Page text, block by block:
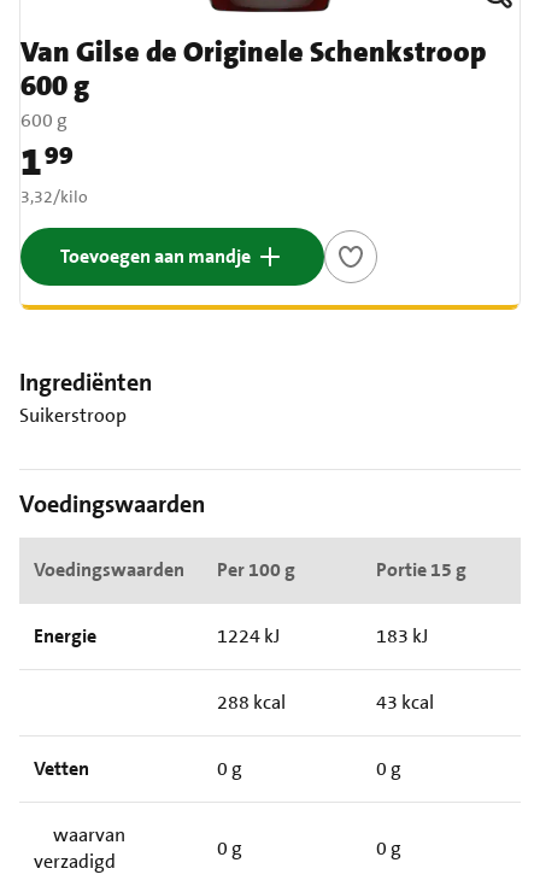
Van Gilse de Originele Schenkstroop
600 g
600 g
Prijs: € 1,99
199
€ 3,32 per kilo
3,32/kilo
Toevoegen aan mandje
Ingrediënten
Suikerstroop
Voedingswaarden
Voedingswaarden Per 100 g Portie 15 g
Energie 1224 kJ 183 kJ
288 kcal 43 kcal
Vetten 0 g 0 g
waarvan
verzadigd
0 g 0 g